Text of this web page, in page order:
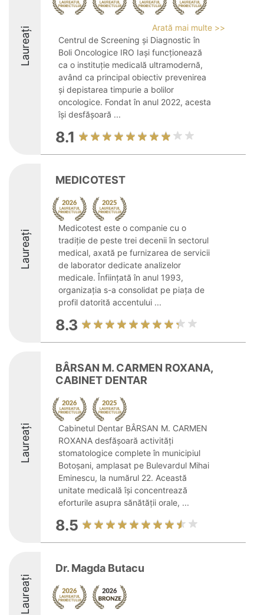
Laureați
Arată mai multe >>
Centrul de Screening și Diagnostic în
Boli Oncologice IRO Iași funcționează
ca o instituție medicală ultramodernă,
având ca principal obiectiv prevenirea
și depistarea timpurie a bolilor
oncologice. Fondat în anul 2022, acesta
își desfășoară ...
8.1
Laureați
MEDICOTEST
Medicotest este o companie cu o
tradiție de peste trei decenii în sectorul
medical, axată pe furnizarea de servicii
de laborator dedicate analizelor
medicale. Înființată în anul 1993,
organizația s-a consolidat pe piața de
profil datorită accentului ...
8.3
Laureați
BÂRSAN M. CARMEN ROXANA,
CABINET DENTAR
Cabinetul Dentar BÂRSAN M. CARMEN
ROXANA desfășoară activități
stomatologice complete în municipiul
Botoșani, amplasat pe Bulevardul Mihai
Eminescu, la numărul 22. Această
unitate medicală își concentrează
eforturile asupra sănătății orale, ...
8.5
Laureați
Dr. Magda Butacu